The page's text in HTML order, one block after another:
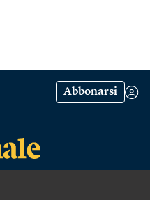
Abbonarsi